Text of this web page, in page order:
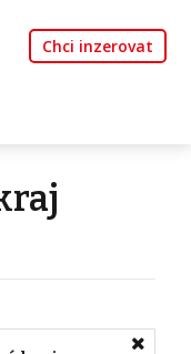
Chci inzerovat